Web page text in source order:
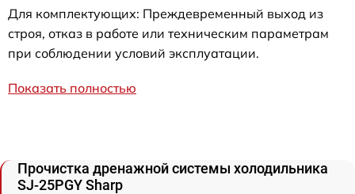
Для комплектующих: Преждевременный выход из
строя, отказ в работе или техническим параметрам
при соблюдении условий эксплуатации.
Показать полностью
Прочистка дренажной системы холодильника
SJ-25PGY Sharp